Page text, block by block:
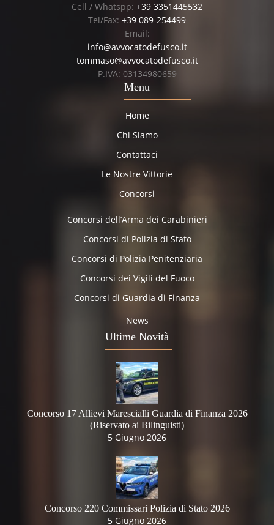
Cell / Whatspp: +39 3351445532
Tel/Fax: +39 089-254499
Email:
info@avvocatodefusco.it
tommaso@avvocatodefusco.it
P.IVA: 03134980659
Menu
Home
Chi Siamo
Contattaci
Le Nostre Vittorie
Concorsi
Concorsi dell’Arma dei Carabinieri
Concorsi di Polizia di Stato
Concorsi di Polizia Penitenziaria
Concorsi dei Vigili del Fuoco
Concorsi di Guardia di Finanza
News
Ultime Novità
Concorso 17 Allievi Marescialli Guardia di Finanza 2026
(Riservato ai Bilinguisti)
5 Giugno 2026
Concorso 220 Commissari Polizia di Stato 2026
5 Giugno 2026